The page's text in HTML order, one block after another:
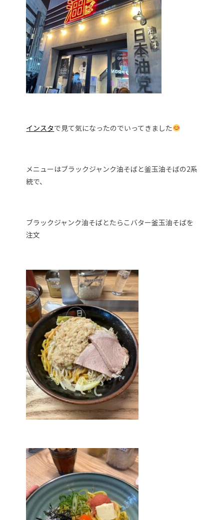
インスタで見て気になったのでいってきました
メニューはブラックジャンク油そばと釜玉油そばの2系
統で、
ブラックジャンク油そばとたらこバター釜玉油そばを
注文